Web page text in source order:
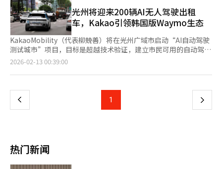
成服务（MaaS·Model as a Service）”解决方案，进一步扩展业
务。 李宇达强调：“企业只需通过单一的应用程序编程接口
（API）对接，就可以自由使用OpenAI、谷歌、Anthropic等AI公
司的最新生成型AI模型。这一优势在于无需承担巨额的图形处理器
（GPU）基础设施建设成本，也不需要与各个模型公司进行复杂的
合同流程，就能立即将AI技术引入服务。” 他认为AI业务的核心在
于“效率”。随着AI工具的普及，开发环境发生变化，Hive也应根
随着AI工具的普及，考虑成本效率和运营稳定性的开发能力变得愈
加重要。” 同时，他补充道：“依靠大量token进行开发的阶段已
经过去，能够通过合理使用来匹配投资回报率（ROI），并稳定完
营销竞争和成本压力下面临困难。”他强调：“Hive是一个需要游
戏成功才能成功的平台，客户的成功就是我们的成功。”※ 本报
道经人工智能（AI）系统翻译与编辑。
在出租车呼叫和公共交通服务中积累的平台运营经验和AI技术扩展
至铁路服务领域。韩国铁道公司也将通过AI运营体系加速铁路服务
数字化转型。双方还在扩大现有合作项目。去年9月起，Kakao
Mobility与韩国铁道公司在首尔站运营总长111米的超大型融合显
示屏“平台111”，提供3D动画和媒体艺术等多种内容，执行铁路
乘客指引功能。通过此次合作，韩国铁道公司将扩大AI铁路服务的
引入，Kakao Mobility则在公共交通领域扩大AI平台的应用范围。
随着AI技术在公共交通服务中的全面引入，铁路使用便利性和运营
示：“Kakao Mobility的平台运营经验和AI技术与铁路基础设施结
合，期待为公共服务创新做出贡献。将与韩国铁道公司合作，构建
更便捷的铁路使用环境。”※ 本报道经人工智能（AI）系统翻译与
公共交通视为高油价时代的关键解决方案。此次返现政策旨在最大
化气候同行卡的吸引力。普通成人购买价格为6.2万韩元的30日券
后，可返现3万韩元，实际只需支付3.2万韩元即可无限次使用首尔
市内的公共交通。青年票价为5.5万韩元，实际仅需支付2.5万韩
元。这大幅降低了家庭交通支出，为在高物价下挣扎的市民提供了
直接的经济利益。吴世勋市长强调，这不仅是简单的现金支持，而
是通过降低市民日常负担来构建新的结构。这种方法类似于“授人
以渔”，通过鼓励市民自愿使用公共交通，减少城市整体能源消
台，提高了行政效率。无需建立额外的补贴申请系统，通过T-
money卡系统确认使用记录，并从6月开始统一发放。这确保了政
用户的长期吸引力是一个问题。首尔市计划通过扩大与气候同行卡
光州将迎来200辆AI无人驾驶出租
车，Kakao引领韩国版Waymo生态
KakaoMobility（代表柳兢善）将在光州广域市启动“AI自动驾驶
测试城市”项目，目标是超越技术验证，建立市民可用的自动驾驶
服务模式。KakaoMobility于11日与郑俊浩议员办公室共同举办
作方案。此次研讨会旨在为国土交通部推动的“光州自动驾驶测试
驾驶试运行区域，并在今年下半年投入约200辆AI自动驾驶汽车。
这不仅限于特定路线的穿梭巴士，而是要建立覆盖整个城市的“超
据与物理AIKakaoMobility成为此次项目的核心参与者，得益于其
庞大的“移动数据”和“平台运营经验”。自动驾驶AI需要学习实
际道路上的各种变量，而KakaoT平台积累的实时道路数据正好满
2026-02-13 00:39:00
上
页
1 下
热门新闻